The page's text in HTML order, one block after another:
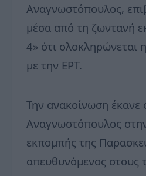
Αναγνωστόπουλος,
μέσα από τη ζωντανή
4» ότι ολοκληρώνεται
με την ΕΡΤ.
Την ανακοίνωση έκανε
Αναγνωστόπουλος
εκπομπής της
απευθυνόμενος στους